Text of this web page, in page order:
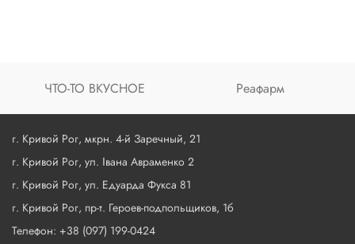
ЧТО-ТО ВКУСНОЕ Реафарм
г. Кривой Рог, мкрн. 4-й Заречный, 21
г. Кривой Рог, ул. Івана Авраменко 2
г. Кривой Рог, ул. Едуарда Фукса 81
г. Кривой Рог, пр-т. Героев-подпольщиков, 1б
Телефон: +38 (097) 199-0424